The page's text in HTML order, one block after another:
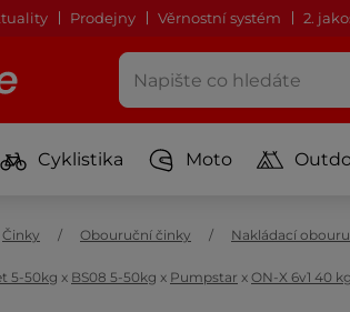
Prodejny Věrnostní systém 2.
Cyklistika Moto
Činky Obouruční činky Nakládací
5-50kg x BS08 5-50kg x Pumpstar x ON-X 6v1 40 kg